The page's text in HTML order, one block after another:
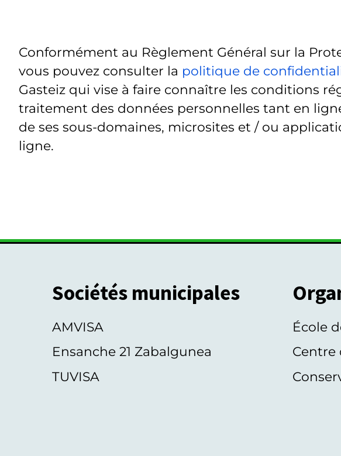
Conformément au Règlement Général sur la
vous pouvez consulter la politique de
Gasteiz qui vise à faire connaître les conditions
traitement des données personnelles tant en
de ses sous-domaines, microsites et / ou
ligne.
Sociétés municipales
AMVISA
Ensanche 21 Zabalgunea
TUVISA
École
Centre